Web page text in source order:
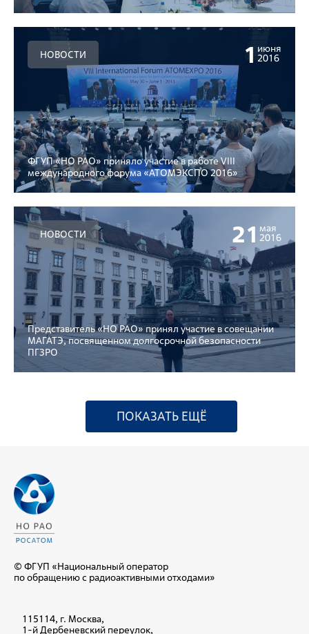
НОВОСТИ 1 июня
2016
ФГУП «НО РАО» приняло участие в работе VIII
международного форума «АТОМЭКСПО 2016»
НОВОСТИ 21 мая
2016
Представитель «НО РАО» принял участие в совещании
МАГАТЭ, посвященном долгосрочной безопасности
ПГЗРО
ПОКАЗАТЬ ЕЩЁ
© ФГУП «Национальный оператор
по обращению с радиоактивными отходами»
115114, г. Москва,
1-й Дербеневский переулок,